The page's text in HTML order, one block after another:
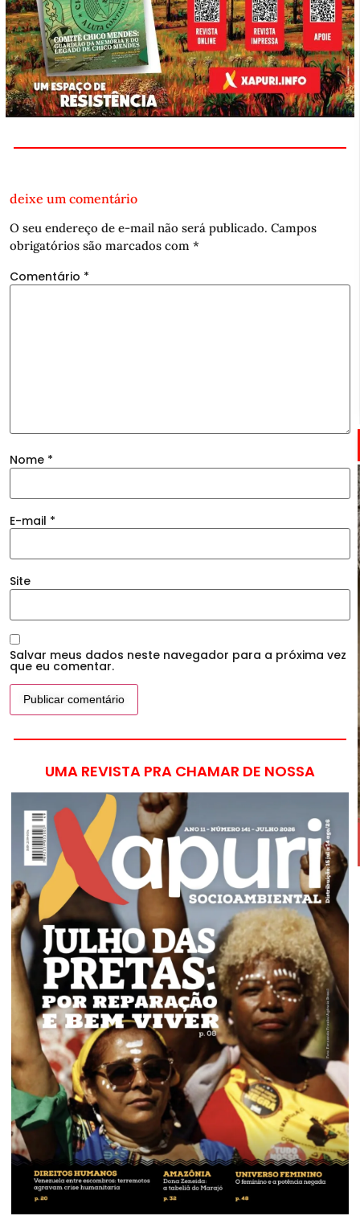
deixe um comentário
O seu endereço de e-mail não será publicado. Campos
obrigatórios são marcados com *
Comentário *
Nome *
E-mail *
Site
Salvar meus dados neste navegador para a próxima vez
que eu comentar.
UMA REVISTA PRA CHAMAR DE NOSSA